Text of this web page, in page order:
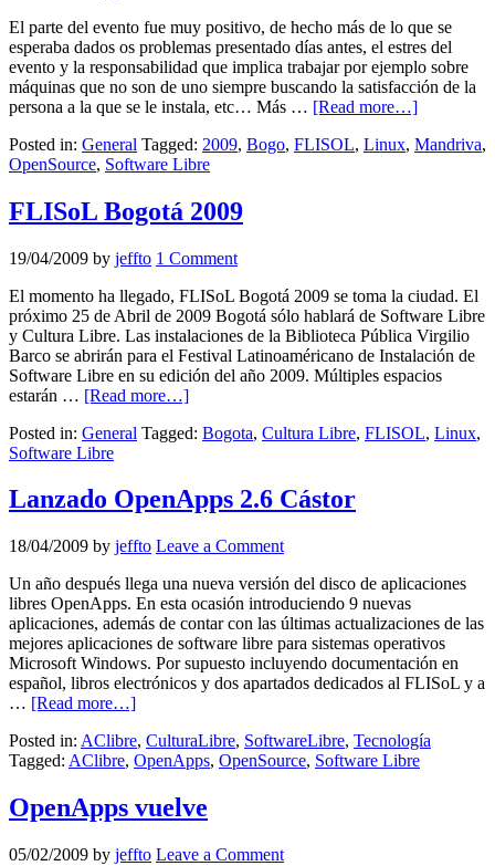
El parte del evento fue muy positivo, de hecho más de lo que se
esperaba dados os problemas presentado días antes, el estres del
evento y la responsabilidad que implica trabajar por ejemplo sobre
máquinas que no son de uno siempre buscando la satisfacción de la
persona a la que se le instala, etc… Más … [Read more…]
Posted in: General Tagged: 2009, Bogo, FLISOL, Linux, Mandriva,
OpenSource, Software Libre
FLISoL Bogotá 2009
19/04/2009 by jeffto 1 Comment
El momento ha llegado, FLISoL Bogotá 2009 se toma la ciudad. El
próximo 25 de Abril de 2009 Bogotá sólo hablará de Software Libre
y Cultura Libre. Las instalaciones de la Biblioteca Pública Virgilio
Barco se abrirán para el Festival Latinoaméricano de Instalación de
Software Libre en su edición del año 2009. Múltiples espacios
estarán … [Read more…]
Posted in: General Tagged: Bogota, Cultura Libre, FLISOL, Linux,
Software Libre
Lanzado OpenApps 2.6 Cástor
18/04/2009 by jeffto Leave a Comment
Un año después llega una nueva versión del disco de aplicaciones
libres OpenApps. En esta ocasión introduciendo 9 nuevas
aplicaciones, además de contar con las últimas actualizaciones de las
mejores aplicaciones de software libre para sistemas operativos
Microsoft Windows. Por supuesto incluyendo documentación en
español, libros electrónicos y dos apartados dedicados al FLISoL y a
… [Read more…]
Posted in: AClibre, CulturaLibre, SoftwareLibre, Tecnología
Tagged: AClibre, OpenApps, OpenSource, Software Libre
OpenApps vuelve
05/02/2009 by jeffto Leave a Comment